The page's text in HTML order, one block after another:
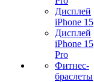
Дисплей
iPhone 15
Дисплей
iPhone 15
Pro
Фитнес-
браслеты